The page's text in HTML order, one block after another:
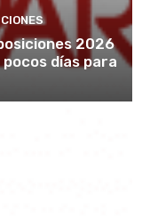
2026
días para